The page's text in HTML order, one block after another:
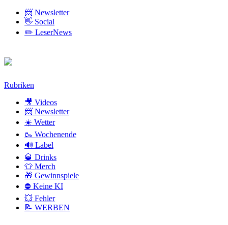
📨 Newsletter
👋 Social
✏️ LeserNews
Zum
Rubriken
🎥 Videos
📨 Newsletter
☀️ Wetter
🥾 Wochenende
🔊 Label
🥃 Drinks
👕 Merch
🎁 Gewinnspiele
⛔ Keine KI
💥 Fehler
📝 WERBEN